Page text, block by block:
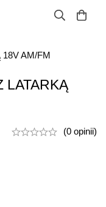
LATARKĄ
(0 opinii)